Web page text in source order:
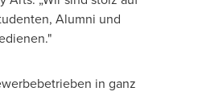
Alumni und
in ganz